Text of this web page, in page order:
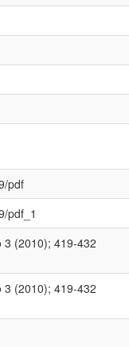
pdf
pdf_1
3 (2010); 419-432
3 (2010); 419-432